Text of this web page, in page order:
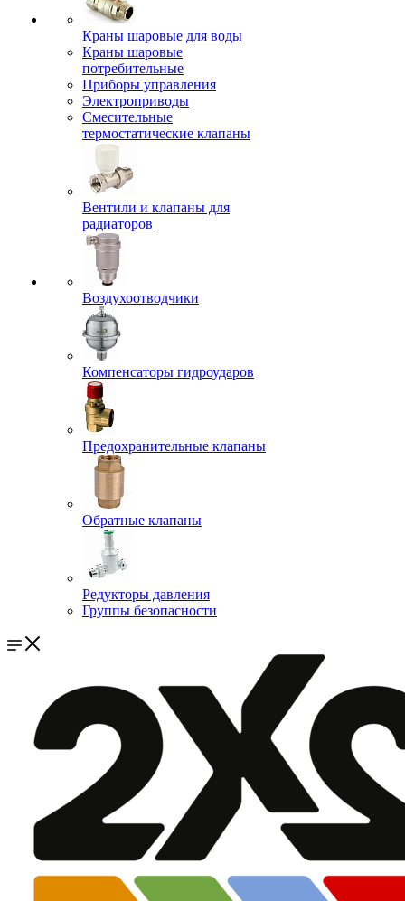
Краны шаровые для воды
Краны шаровые
потребительные
Приборы управления
Электроприводы
Смесительные
термостатические клапаны
Вентили и клапаны для
радиаторов
Воздухоотводчики
Компенсаторы гидроударов
Предохранительные клапаны
Обратные клапаны
Редукторы давления
Группы безопасности